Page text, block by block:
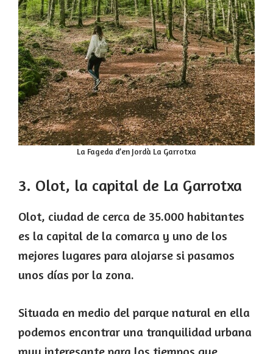
La Fageda d’en Jordà La Garrotxa
3. Olot, la capital de La Garrotxa
Olot, ciudad de cerca de 35.000 habitantes
es la capital de la comarca y uno de los
mejores lugares para alojarse si pasamos
unos días por la zona.
Situada en medio del parque natural en ella
podemos encontrar una tranquilidad urbana